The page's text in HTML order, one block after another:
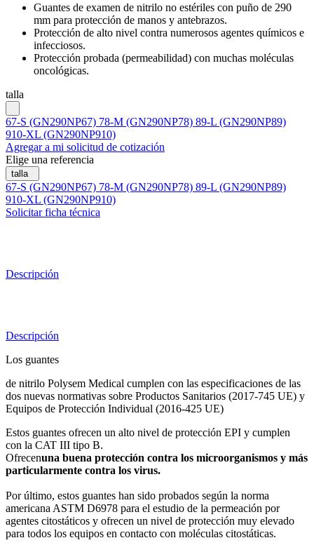
Guantes de examen de nitrilo no estériles con puño de 290
mm para protección de manos y antebrazos.
Protección de alto nivel contra numerosos agentes químicos e
infecciosos.
Protección probada (permeabilidad) con muchas moléculas
oncológicas.
talla
67-S (GN290NP67) 78-M (GN290NP78) 89-L (GN290NP89)
910-XL (GN290NP910)
Agregar a mi solicitud de cotización
Elige una referencia
talla
67-S (GN290NP67) 78-M (GN290NP78) 89-L (GN290NP89)
910-XL (GN290NP910)
Solicitar ficha técnica
Descripción
Descripción
Los guantes
de nitrilo Polysem Medical cumplen con las especificaciones de las
dos nuevas normativas sobre Productos Sanitarios (2017-745 UE) y
Equipos de Protección Individual (2016-425 UE)
Estos guantes ofrecen un alto nivel de protección EPI y cumplen
con la CAT III tipo B.
Ofrecenuna buena protección contra los microorganismos y más
particularmente contra los virus.
Por último, estos guantes han sido probados según la norma
americana ASTM D6978 para el estudio de la permeación por
agentes citostáticos y ofrecen un nivel de protección muy elevado
para todos los equipos en contacto con moléculas citostáticas.